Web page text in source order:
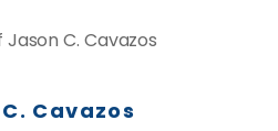
Cavazos